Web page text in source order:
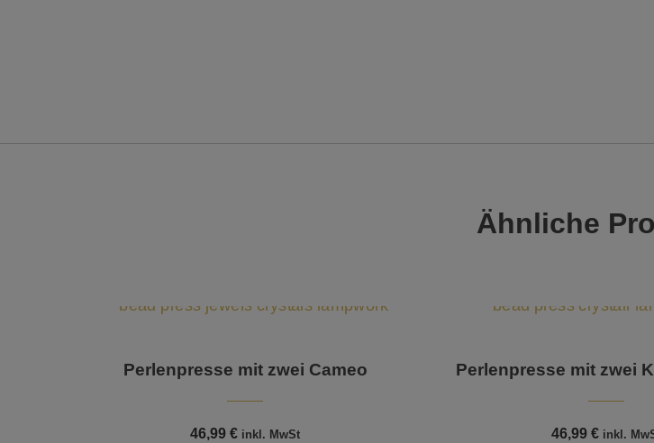
Ähnliche
Perlenpresse mit zwei Cameo
46,99€ inkl. MwSt
Perlenpresse mit zwei
46,99€ inkl.